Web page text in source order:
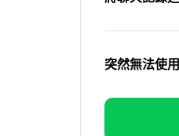
突然無法使